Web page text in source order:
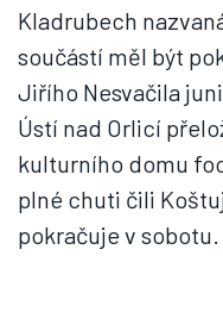
Kladrubech
součástí měl být
Jiřího Nesvačila
Ústí nad Orlicí
kulturního domu
plné chuti čili
pokračuje v sobotu.